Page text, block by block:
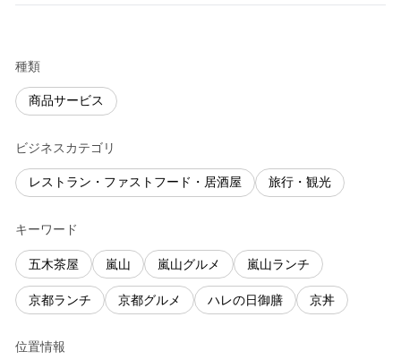
種類
商品サービス
ビジネスカテゴリ
レストラン・ファストフード・居酒屋 旅行・観光
キーワード
五木茶屋 嵐山 嵐山グルメ 嵐山ランチ
京都ランチ 京都グルメ ハレの日御膳 京丼
位置情報